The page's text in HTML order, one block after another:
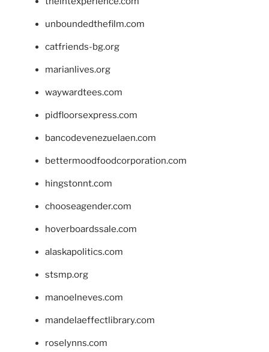
unboundedthefilm.com
catfriends-bg.org
marianlives.org
waywardtees.com
pidfloorsexpress.com
bancodevenezuelaen.com
bettermoodfoodcorporation.com
hingstonnt.com
chooseagender.com
hoverboardssale.com
alaskapolitics.com
stsmp.org
manoelneves.com
mandelaeffectlibrary.com
roselynns.com